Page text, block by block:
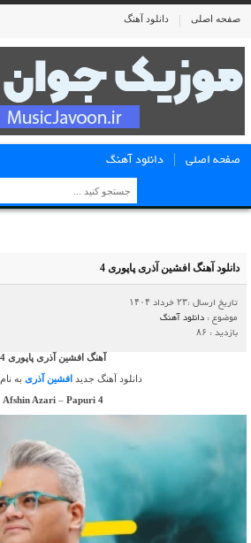
صفحه اصلی دانلود آهنگ
صفحه اصلی دانلود آهنگ
دانلود آهنگ افشین آذری پاپوری 4
تاریخ ارسال :۲۳ خرداد ۱۴۰۴
موضوع : دانلود آهنگ
بازدید : ۸۶
آهنگ افشین آذری پاپوری 4
دانلود آهنگ جدید افشین آذری به نام
Afshin Azari – Papuri 4